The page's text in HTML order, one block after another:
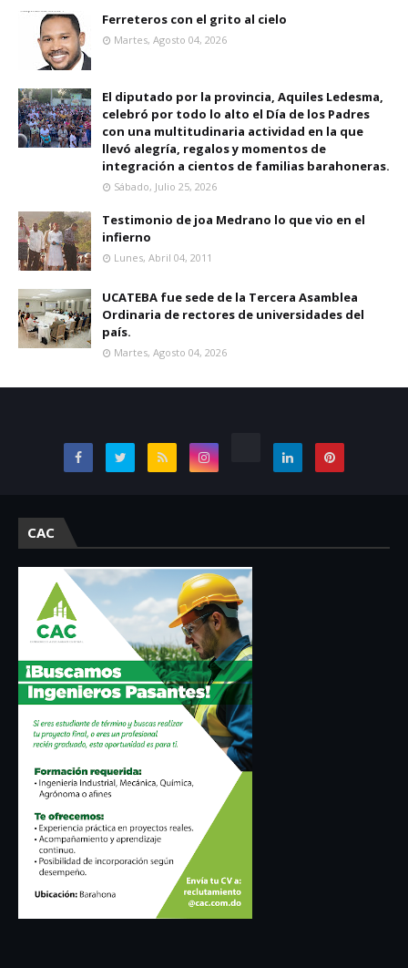
Ferreteros con el grito al cielo
Martes, Agosto 04, 2026
El diputado por la provincia, Aquiles Ledesma,
celebró por todo lo alto el Día de los Padres
con una multitudinaria actividad en la que
llevó alegría, regalos y momentos de
integración a cientos de familias barahoneras.
Sábado, Julio 25, 2026
Testimonio de joa Medrano lo que vio en el
infierno
Lunes, Abril 04, 2011
UCATEBA fue sede de la Tercera Asamblea
Ordinaria de rectores de universidades del
país.
Martes, Agosto 04, 2026
CAC